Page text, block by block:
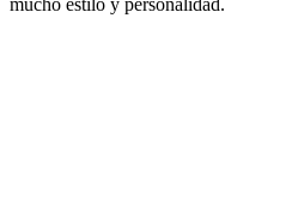
mucho estilo y personalidad.